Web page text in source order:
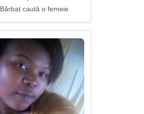
Bărbat caută o femeie